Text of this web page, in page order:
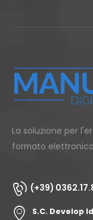
La soluzione per
formato
(+39)
S.C. Develop